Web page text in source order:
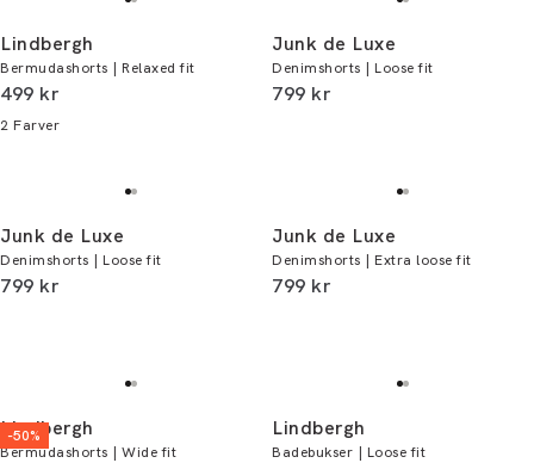
Lindbergh
Bermudashorts | Relaxed fit
I alt (inkl. rabat)
499 kr
2 Farver
Junk de Luxe
Denimshorts | Loose fit
I alt (inkl. rabat)
799 kr
Junk de Luxe
Denimshorts | Loose fit
I alt (inkl. rabat)
799 kr
Junk de Luxe
Denimshorts | Extra loose fit
I alt (inkl. rabat)
799 kr
-50%
Lindbergh
Bermudashorts | Wide fit
Lindbergh
Badebukser | Loose fit